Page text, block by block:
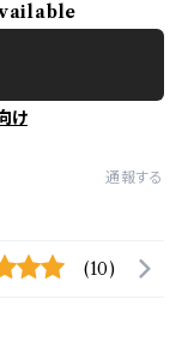
け
通報する
(10)